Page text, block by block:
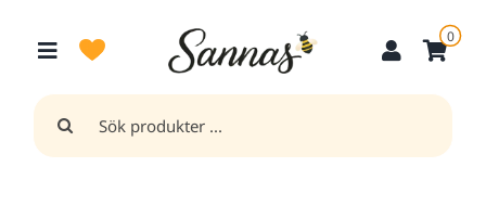
0
Sök
efter: